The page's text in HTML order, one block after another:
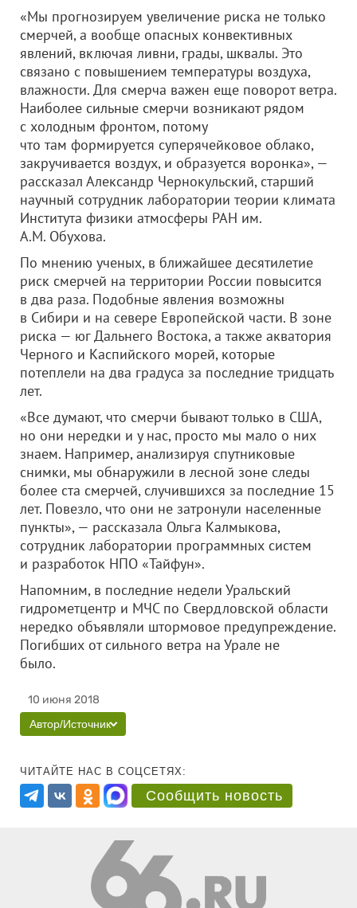
«Мы прогнозируем увеличение риска не только
смерчей, а вообще опасных конвективных
явлений, включая ливни, грады, шквалы. Это
связано с повышением температуры воздуха,
влажности. Для смерча важен еще поворот ветра.
Наиболее сильные смерчи возникают рядом
с холодным фронтом, потому
что там формируется суперячейковое облако,
закручивается воздух, и образуется воронка», —
рассказал Александр Чернокульский, старший
научный сотрудник лаборатории теории климата
Института физики атмосферы РАН им.
А.М. Обухова.
По мнению ученых, в ближайшее десятилетие
риск смерчей на территории России повысится
в два раза. Подобные явления возможны
в Сибири и на севере Европейской части. В зоне
риска — юг Дальнего Востока, а также акватория
Черного и Каспийского морей, которые
потеплели на два градуса за последние тридцать
лет.
«Все думают, что смерчи бывают только в США,
но они нередки и у нас, просто мы мало о них
знаем. Например, анализируя спутниковые
снимки, мы обнаружили в лесной зоне следы
более ста смерчей, случившихся за последние 15
лет. Повезло, что они не затронули населенные
пункты», — рассказала Ольга Калмыкова,
сотрудник лаборатории программных систем
и разработок НПО «Тайфун».
Напомним, в последние недели Уральский
гидрометцентр и МЧС по Свердловской области
нередко объявляли штормовое предупреждение.
Погибших от сильного ветра на Урале не
было.
10 июня 2018
Автор/Источник
ЧИТАЙТЕ НАС В СОЦСЕТЯХ:
Сообщить новость